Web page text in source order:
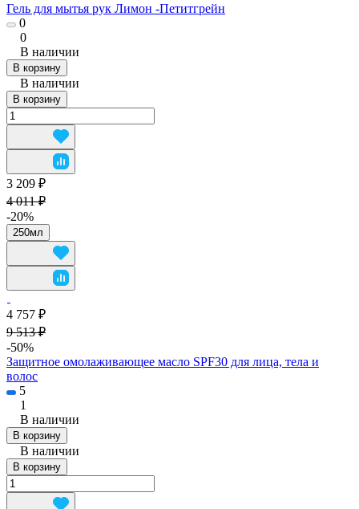
Гель для мытья рук Лимон -Петитгрейн
0
0
В наличии
В корзину
В наличии
В корзину
3 209 ₽
4 011 ₽
-20%
250мл
4 757 ₽
9 513 ₽
-50%
Защитное омолаживающее масло SPF30 для лица, тела и
волос
5
1
В наличии
В корзину
В наличии
В корзину